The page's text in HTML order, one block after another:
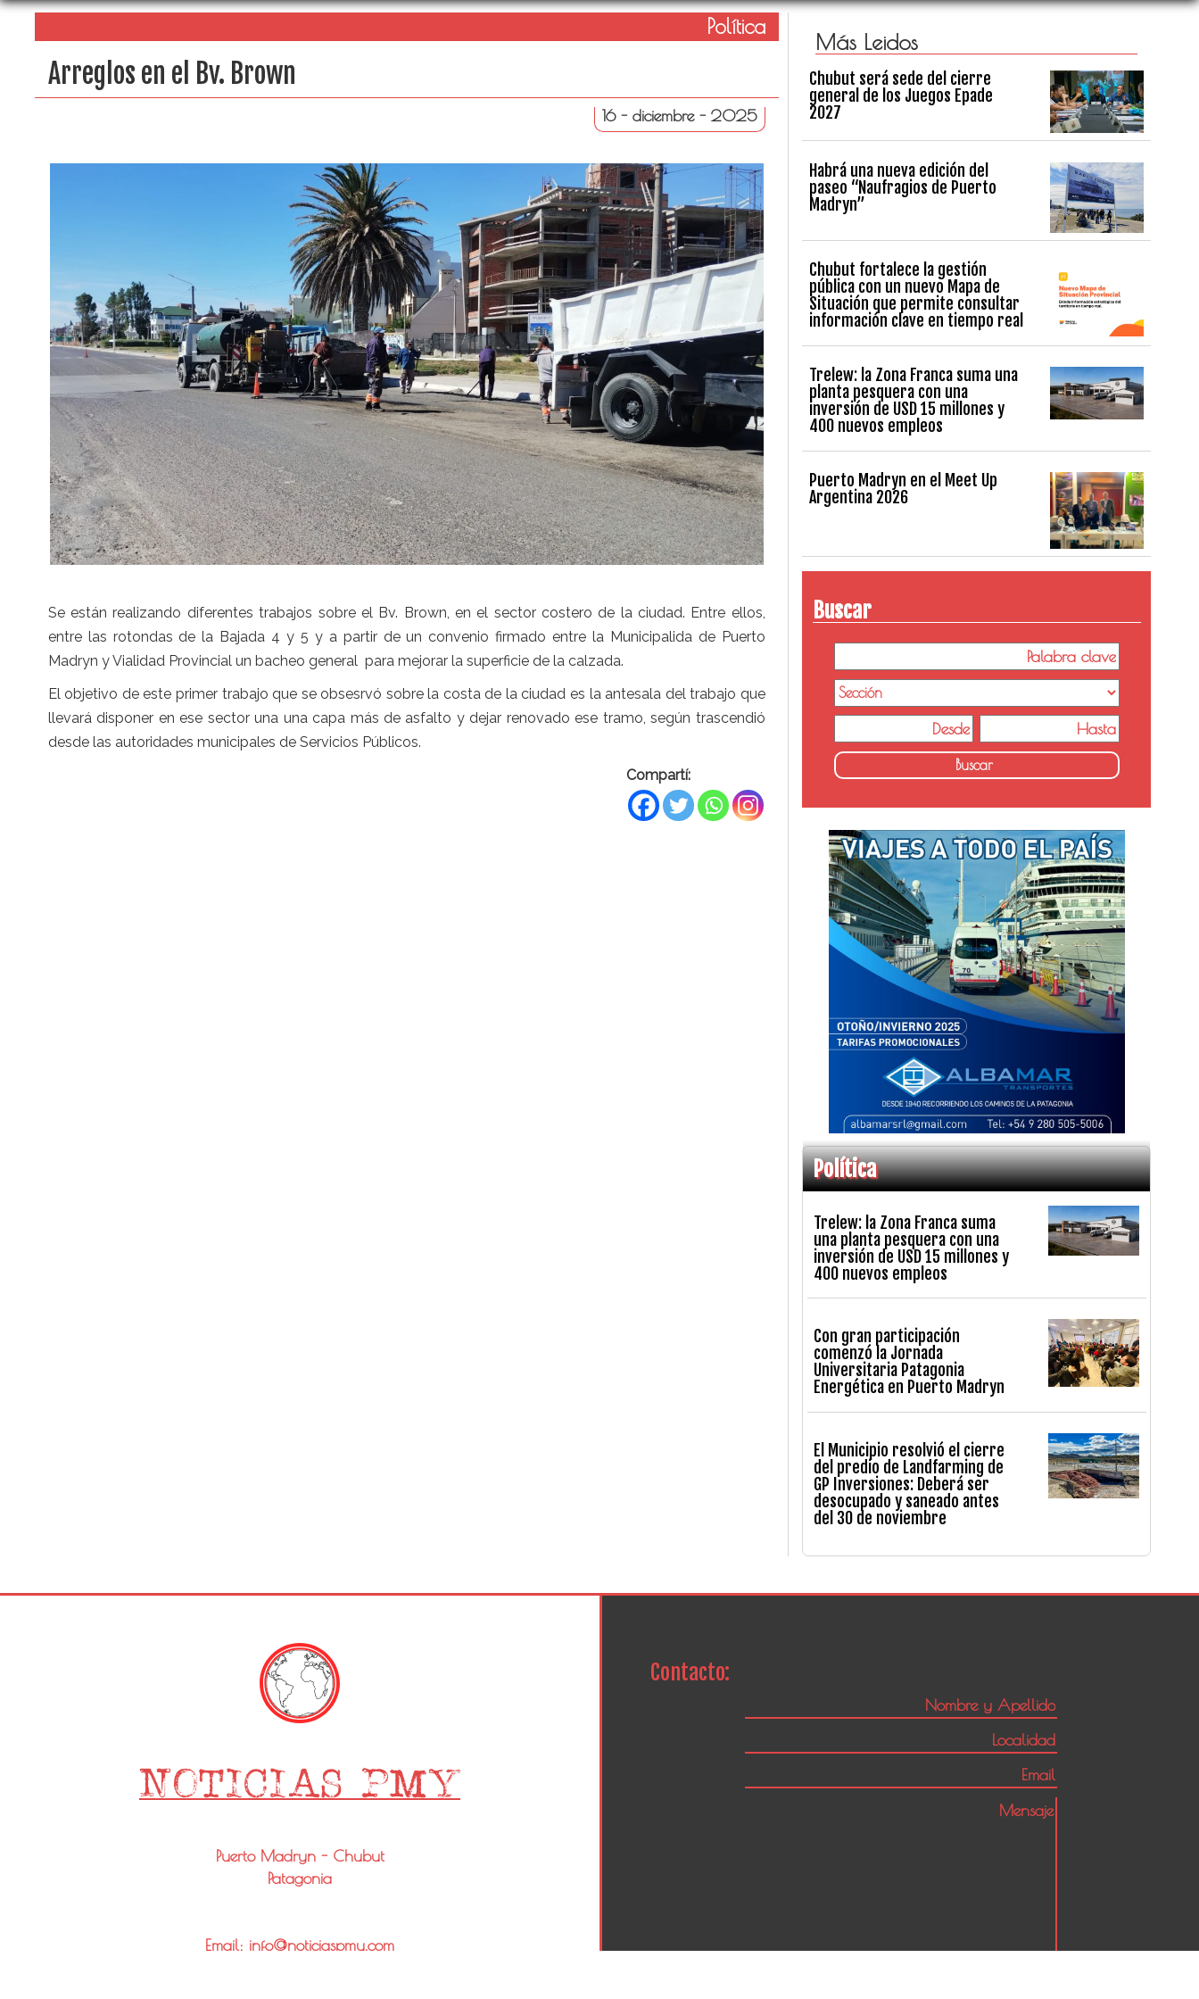
Política
Arreglos en el Bv. Brown
16 - diciembre - 2025
Se están realizando diferentes trabajos sobre el Bv. Brown, en el sector costero de la ciudad. Entre ellos,
entre las rotondas de la Bajada 4 y 5 y a partir de un convenio firmado entre la Municipalida de Puerto
Madryn y Vialidad Provincial un bacheo general para mejorar la superficie de la calzada.
El objetivo de este primer trabajo que se obsesrvó sobre la costa de la ciudad es la antesala del trabajo que
llevará disponer en ese sector una una capa más de asfalto y dejar renovado ese tramo, según trascendió
desde las autoridades municipales de Servicios Públicos.
Compartí:
Más Leidos
Chubut será sede del cierre
general de los Juegos Epade
2027
Habrá una nueva edición del
paseo “Naufragios de Puerto
Madryn”
Chubut fortalece la gestión
pública con un nuevo Mapa de
Situación que permite consultar
información clave en tiempo real
Trelew: la Zona Franca suma una
planta pesquera con una
inversión de USD 15 millones y
400 nuevos empleos
Puerto Madryn en el Meet Up
Argentina 2026
Buscar
Política
Trelew: la Zona Franca suma
una planta pesquera con una
inversión de USD 15 millones y
400 nuevos empleos
Con gran participación
comenzó la Jornada
Universitaria Patagonia
Energética en Puerto Madryn
El Municipio resolvió el cierre
del predio de Landfarming de
GP Inversiones: Deberá ser
desocupado y saneado antes
del 30 de noviembre
Puerto Madryn - Chubut
Patagonia
Email: info@noticiaspmy.com
Contacto: